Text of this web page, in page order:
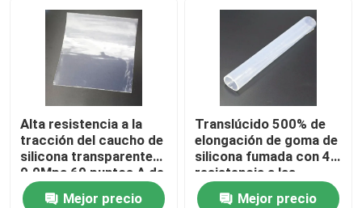
Alta resistencia a la
tracción del caucho de
silicona transparente
9.0Mpa 60 puntos A de
la orilla
Mejor precio
Translúcido 500% de
elongación de goma de
silicona fumada con 40
resistencia a las
lágrimas
Mejor precio